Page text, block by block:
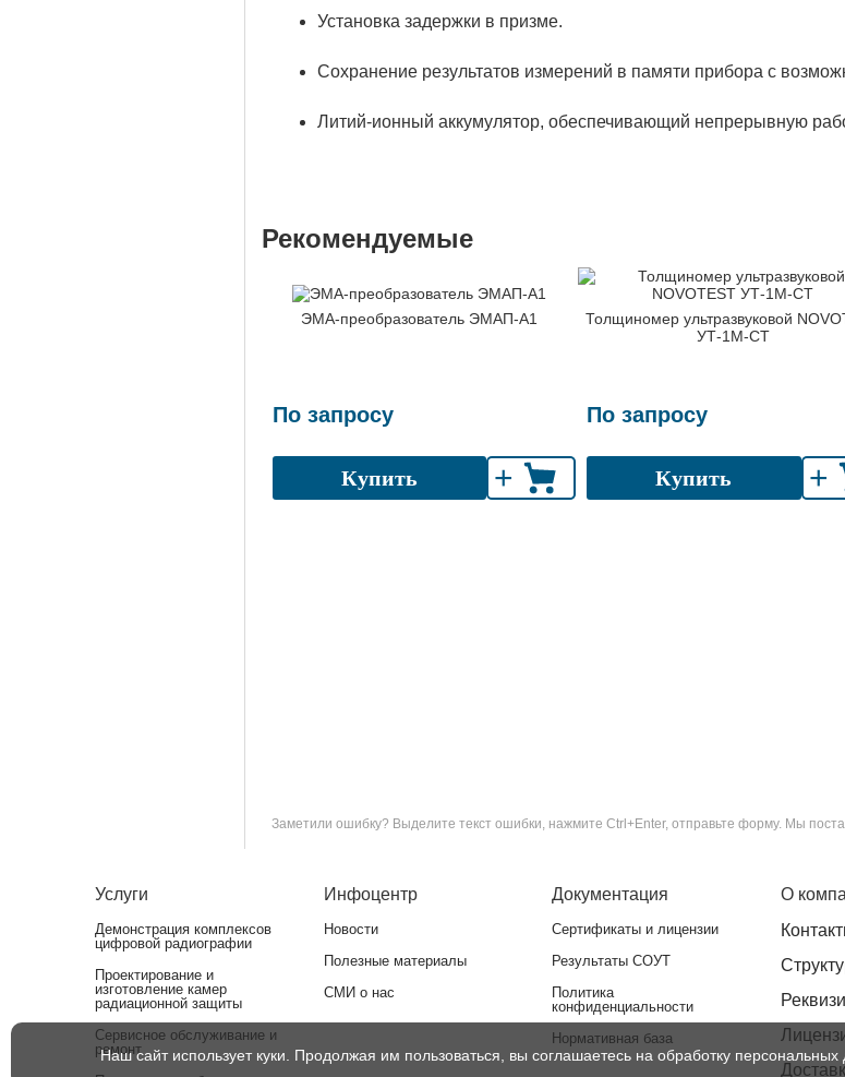
Установка задержки в призме.
Сохранение результатов измерений в памяти прибора с
Литий-ионный аккумулятор, обеспечивающий непрерывную
Рекомендуемые
ЭМА-преобразователь ЭМАП-А1
По запросу
Купить +
Толщиномер ультразвуковой
УТ-1М-СТ
По запросу
Купить +
Заметили ошибку? Выделите текст ошибки, нажмите Ctrl+Enter, отправьте форму. Мы
Услуги
Демонстрация комплексов
цифровой радиографии
Проектирование и
изготовление камер
радиационной защиты
Сервисное обслуживание и
ремонт
Инфоцентр
Новости
Полезные материалы
СМИ о нас
Документация
Сертификаты и лицензии
Результаты СОУТ
Политика
конфиденциальности
Нормативная база
О
Наш сайт использует куки. Продолжая им пользоваться, вы соглашаетесь на обработку персональных